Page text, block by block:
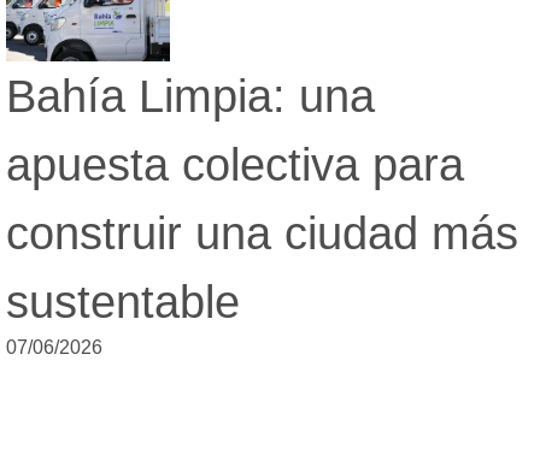
Bahía Limpia: una
apuesta colectiva para
construir una ciudad más
sustentable
07/06/2026